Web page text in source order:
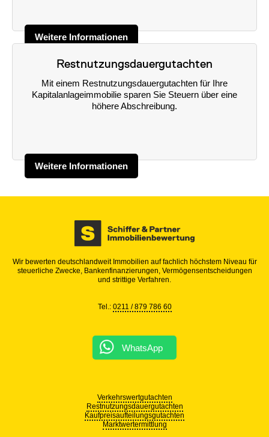
Weitere Informationen
Restnutzungsdauergutachten
Mit einem Restnutzungsdauergutachten für Ihre
Kapitalanlageimmobilie sparen Sie Steuern über eine
höhere Abschreibung.
Weitere Informationen
Wir bewerten deutschlandweit Immobilien auf fachlich höchstem Niveau für
steuerliche Zwecke, Bankenfinanzierungen, Vermögensentscheidungen
und strittige Verfahren.
Tel.: 0211 / 879 786 60
WhatsApp
Verkehrswertgutachten
Restnutzungsdauergutachten
Kaufpreisaufteilungsgutachten
Marktwertermittlung